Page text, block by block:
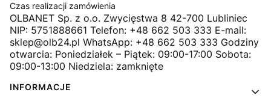
Czas realizacji zamówienia
OLBANET Sp. z o.o. Zwycięstwa 8 42-700 Lubliniec
NIP: 5751888661 Telefon: +48 662 503 333 E-mail:
sklep@olb24.pl WhatsApp: +48 662 503 333 Godziny
otwarcia: Poniedziałek – Piątek: 09:00-17:00 Sobota:
09:00-13:00 Niedziela: zamknięte
INFORMACJE